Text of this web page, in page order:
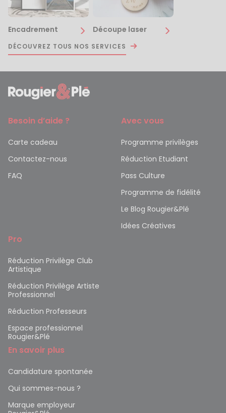
Encadrement Découpe laser
DÉCOUVREZ TOUS NOS SERVICES
Besoin d’aide ?
Carte cadeau
Contactez-nous
FAQ
Avec vous
Programme privilèges
Réduction Etudiant
Pass Culture
Programme de fidélité
Le Blog Rougier&Plé
Idées Créatives
Pro
Réduction Privilège Club
Artistique
Réduction Privilège Artiste
Professionnel
Réduction Professeurs
Espace professionnel
Rougier&Plé
En savoir plus
Candidature spontanée
Qui sommes-nous ?
Marque employeur